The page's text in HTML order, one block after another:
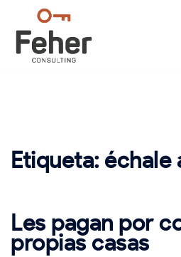
contenido
Etiqueta: échale
Les pagan por
propias casas